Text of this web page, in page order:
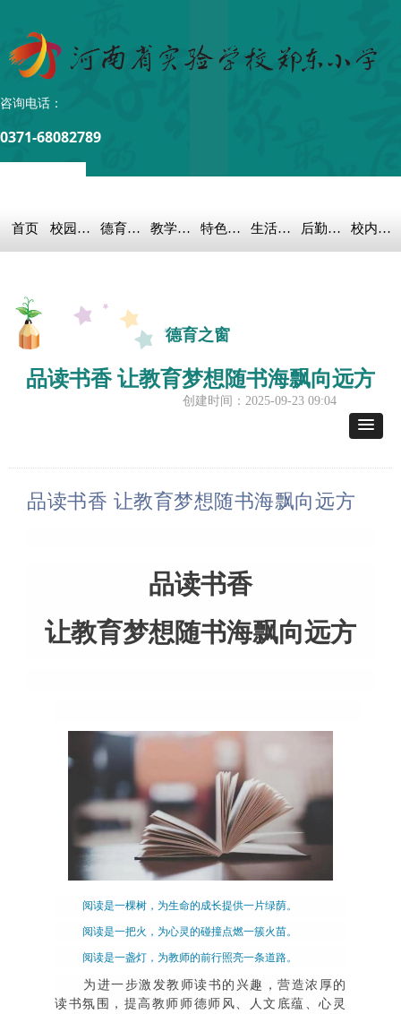
0371-68082789
咨询电话：
首页 校园概况 德育之窗 教学科研 特色教育 生活教育 后勤保障 校内链接
德育之窗
品读书香 让教育梦想随书海飘向远方
创建时间： 2025-09-23 09:04
品读书香 让教育梦想随书海飘向远方
品读书香
让教育梦想随书海飘向远方
阅读是一棵树，为生命的成长提供一片绿荫。
阅读是一把火，为心灵的碰撞点燃一簇火苗。
阅读是一盏灯，为教师的前行照亮一条道路。
为进一步激发教师读书的兴趣，营造浓厚的
读书氛围，提高教师师德师风、人文底蕴、心灵